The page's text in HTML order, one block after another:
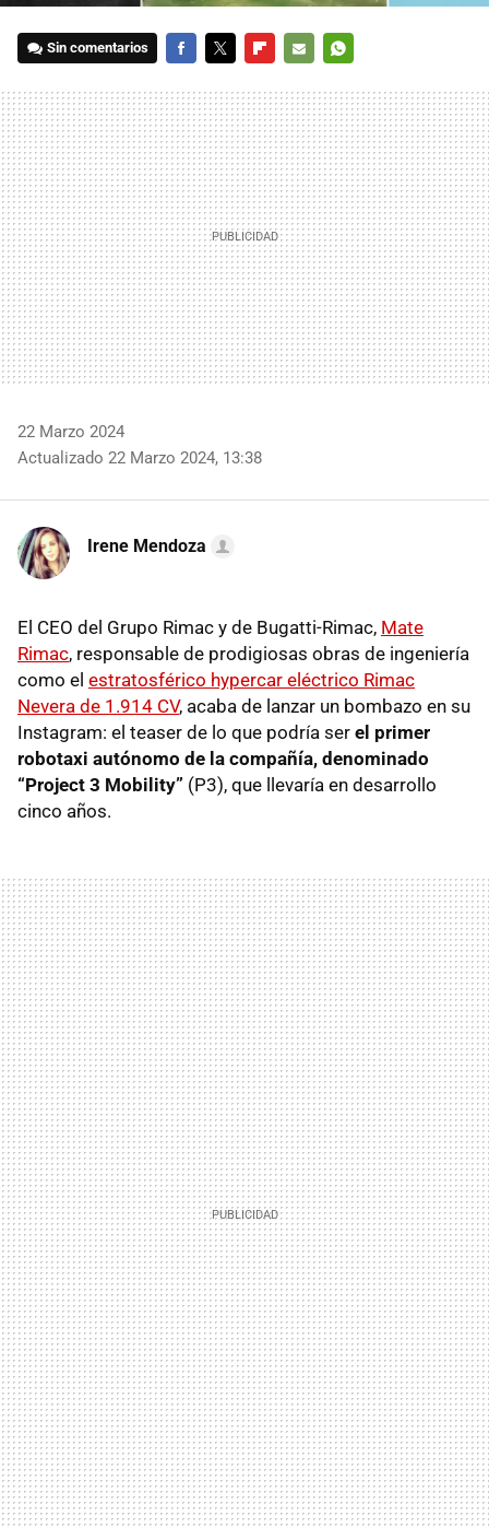
Sin comentarios
MAIL
22 Marzo 2024
Actualizado 22 Marzo 2024, 13:38
Irene Mendoza
El CEO del Grupo Rimac y de Bugatti-Rimac, Mate
Rimac, responsable de prodigiosas obras de ingeniería
como el estratosférico hypercar eléctrico Rimac
Nevera de 1.914 CV, acaba de lanzar un bombazo en su
Instagram: el teaser de lo que podría ser el primer
robotaxi autónomo de la compañía, denominado
“Project 3 Mobility” (P3), que llevaría en desarrollo
cinco años.